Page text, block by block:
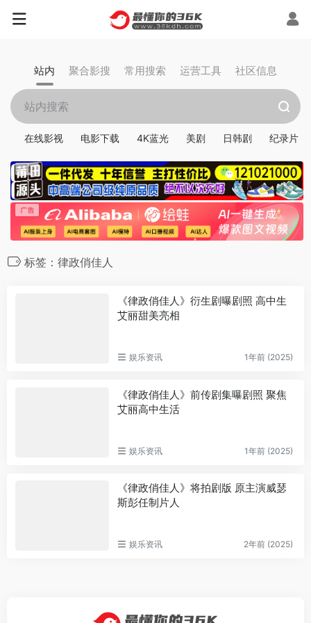
站内 聚合影搜 常用搜索 运营工具 社区信息
在线影视 电影下载 4K蓝光 美剧 日韩剧 纪录片
标签：律政俏佳人
《律政俏佳人》衍生剧曝剧照 高中生
艾丽甜美亮相
娱乐资讯 1年前 (2025)
《律政俏佳人》前传剧集曝剧照 聚焦
艾丽高中生活
娱乐资讯 1年前 (2025)
《律政俏佳人》将拍剧版 原主演威瑟
斯彭任制片人
娱乐资讯 2年前 (2025)